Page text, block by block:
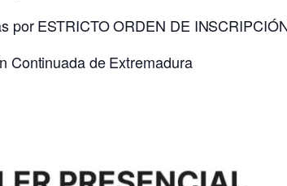
por ESTRICTO ORDEN DE
Continuada de Extremadura